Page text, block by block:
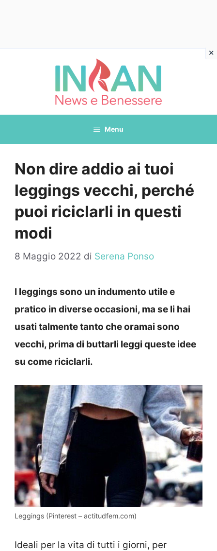
Menu
Non dire addio ai tuoi
leggings vecchi, perché
puoi riciclarli in questi
modi
8 Maggio 2022 di Serena Ponso
I leggings sono un indumento utile e
pratico in diverse occasioni, ma se li hai
usati talmente tanto che oramai sono
vecchi, prima di buttarli leggi queste idee
su come riciclarli.
Leggings (Pinterest – actitudfem.com)
Ideali per la vita di tutti i giorni, per